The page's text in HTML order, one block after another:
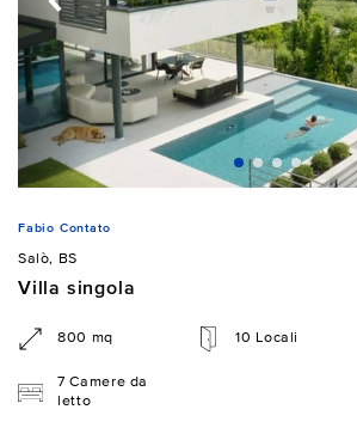
Fabio Contato
Salò, BS
Villa singola
800 mq 10 Locali
7 Camere da
letto